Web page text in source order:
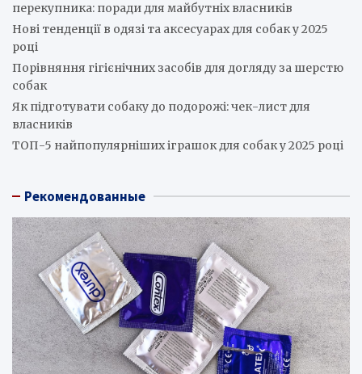
перекупника: поради для майбутніх власників
Нові тенденції в одязі та аксесуарах для собак у 2025
році
Порівняння гігієнічних засобів для догляду за шерстю
собак
Як підготувати собаку до подорожі: чек-лист для
власників
ТОП-5 найпопулярніших іграшок для собак у 2025 році
Рекомендованные